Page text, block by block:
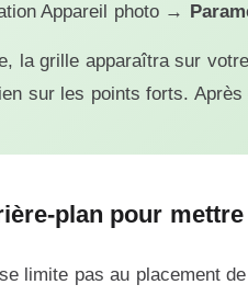
Appareil photo →
la grille apparaîtra sur
sur les points forts.
plan pour
limite pas au placement